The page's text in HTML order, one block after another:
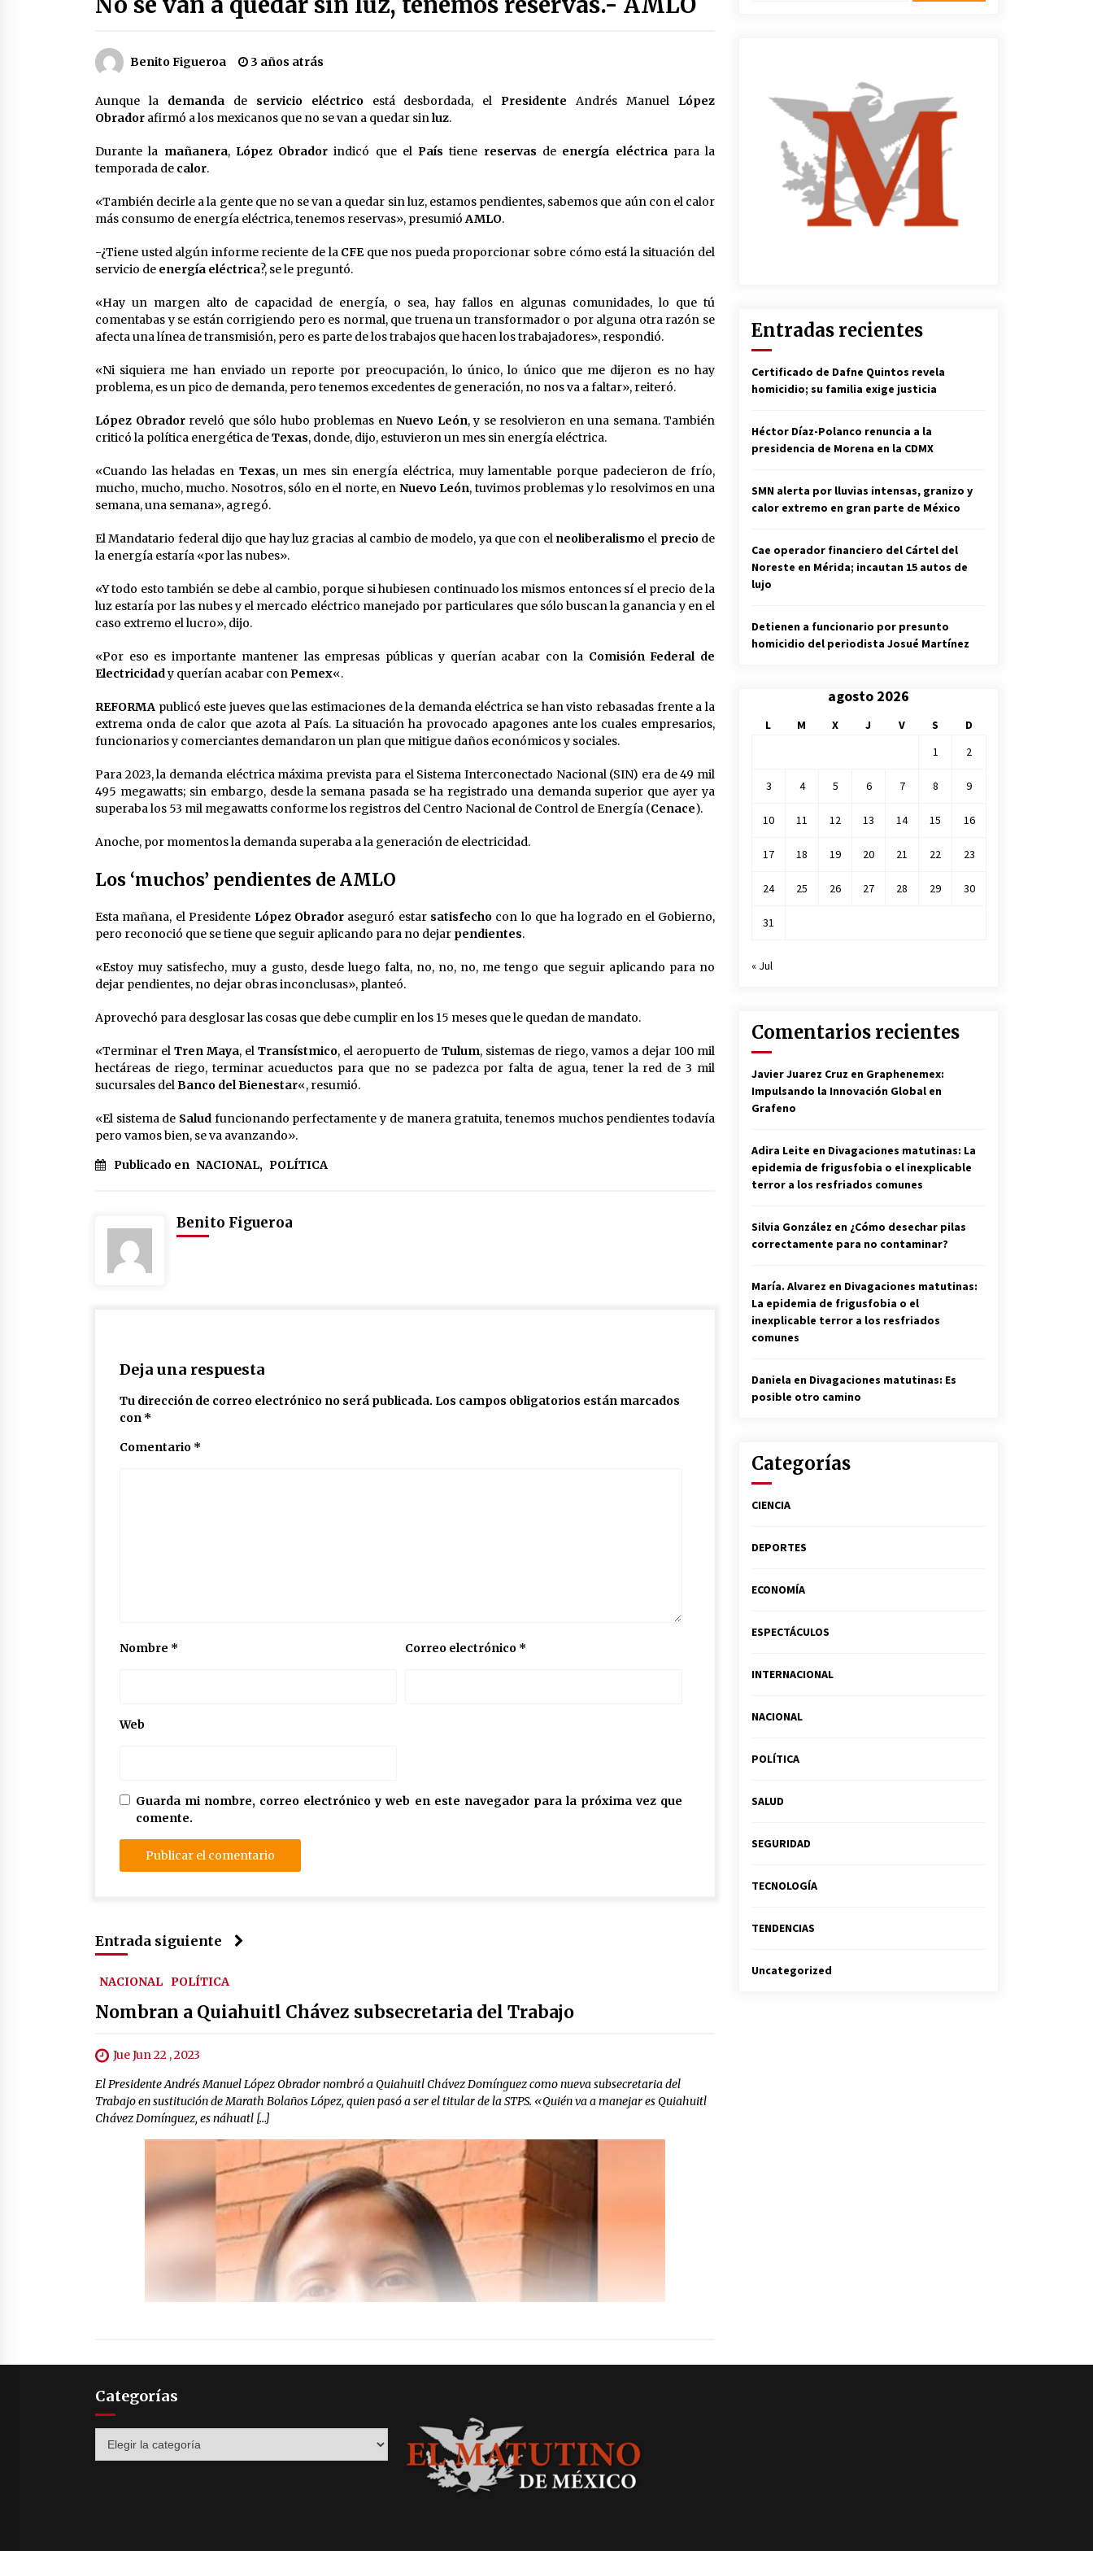
del Noreste en Mérida; incautan 15
Laura Itzel Castillo será la nueva
Sheinbaum
2 meses atrás
propuestas»
Zar antidrogas de EE.UU.: “vamos
por los políticos mexicanos que
protegen al narco”
2 meses atrás
Trump anuncia acuerdo con Irán y
el fin de operaciones militares
entre ambos países
2 meses atrás
Trump asegura que barcos
2 meses atrás
México libraría posible arancel de
EE.UU. en 85% de sus exportaciones
Benito Figueroa 3 años atrás
Aunque la demandade servicio eléctricoestá desbordada, elPresidente Andrés Manuel López
Obrador afirmó a los mexicanos que no se van a quedar sinluz.
Durante la mañanera, López Obrador indicó que elPaís tiene reservas de energía eléctricapara la
temporada de calor.
«También decirle a la gente que no se van a quedar sin luz, estamos pendientes, sabemos que aún con el calor
más consumo de energía eléctrica, tenemos reservas», presumióAMLO.
-¿Tiene usted algún informe reciente de la CFEque nos pueda proporcionar sobre cómo está la situación del
servicio de energía eléctrica?, se le preguntó.
«Hay un margen alto de capacidad de energía, o sea, hay fallos en algunas comunidades, lo que tú
comentabas y se están corrigiendo pero es normal, que truena un transformador o por alguna otra razón se
afecta una línea de transmisión, pero es parte de los trabajos que hacen los trabajadores», respondió.
«Ni siquiera me han enviado un reporte por preocupación, lo único, lo único que me dijeron es no hay
problema, es un pico de demanda, pero tenemos excedentes de generación, no nos va a faltar», reiteró.
López Obradorreveló que sólo hubo problemas en Nuevo León, y se resolvieron en una semana. También
criticó la política energética deTexas, donde, dijo, estuvieron un mes sin energía eléctrica.
«Cuando las heladas en Texas, un mes sin energía eléctrica, muy lamentable porque padecieron de frío,
mucho, mucho, mucho. Nosotros, sólo en el norte, en Nuevo León, tuvimos problemas y lo resolvimos en una
semana, una semana», agregó.
El Mandatario federal dijo que hay luz gracias al cambio de modelo, ya que con el neoliberalismo el preciode
la energía estaría «por las nubes».
«Y todo esto también se debe al cambio, porque si hubiesen continuado los mismos entonces sí el precio de la
luz estaría por las nubes y el mercado eléctrico manejado por particulares que sólo buscan la ganancia y en el
caso extremo el lucro», dijo.
«Por eso es importante mantener las empresas públicas y querían acabar con la Comisión Federal de
Electricidady querían acabar conPemex«.
REFORMA publicó este jueves que las estimaciones de la demanda eléctrica se han visto rebasadas frente a la
extrema onda de calor que azota al País. La situación ha provocado apagones ante los cuales empresarios,
funcionarios y comerciantes demandaron un plan que mitigue daños económicos y sociales.
Para 2023, la demanda eléctrica máxima prevista para el Sistema Interconectado Nacional (SIN) era de 49 mil
495 megawatts; sin embargo, desde la semana pasada se ha registrado una demanda superior que ayer ya
superaba los 53 mil megawatts conforme los registros del Centro Nacional de Control de Energía (Cenace).
Anoche, por momentos la demanda superaba a la generación de electricidad.
Los ‘muchos’ pendientes de AMLO
Esta mañana, el Presidente López Obradoraseguró estar satisfecho con lo que ha logrado en el Gobierno,
pero reconoció que se tiene que seguir aplicando para no dejar pendientes.
«Estoy muy satisfecho, muy a gusto, desde luego falta, no, no, no, me tengo que seguir aplicando para no
dejar pendientes, no dejar obras inconclusas», planteó.
Aprovechó para desglosar las cosas que debe cumplir en los 15 meses que le quedan de mandato.
«Terminar elTren Maya, elTransístmico, el aeropuerto de Tulum, sistemas de riego, vamos a dejar 100 mil
hectáreas de riego, terminar acueductos para que no se padezca por falta de agua, tener la red de 3 mil
sucursales delBanco del Bienestar«, resumió.
«El sistema de Salud funcionando perfectamente y de manera gratuita, tenemos muchos pendientes todavía
pero vamos bien, se va avanzando».
Publicado en NACIONAL, POLÍTICA
Benito Figueroa
Deja una respuesta
Tu dirección de correo electrónico no será publicada. Los campos obligatorios están marcados
con *
Comentario *
Nombre * Correo electrónico *
Web
Guarda mi nombre, correo electrónico y web en este navegador para la próxima vez que
comente.
Entrada siguiente
NACIONAL POLÍTICA
Nombran a Quiahuitl Chávez subsecretaria del Trabajo
Jue Jun 22 , 2023
El Presidente Andrés Manuel López Obrador nombró a Quiahuitl Chávez Domínguez como nueva subsecretaria del
Trabajo en sustitución de Marath Bolaños López, quien pasó a ser el titular de la STPS. «Quién va a manejar es Quiahuitl
Chávez Domínguez, es náhuatl […]
Entradas recientes
Certificado de Dafne Quintos revela
homicidio; su familia exige justicia
Héctor Díaz-Polanco renuncia a la
presidencia de Morena en la CDMX
SMN alerta por lluvias intensas, granizo y
calor extremo en gran parte de México
Cae operador financiero del Cártel del
Noreste en Mérida; incautan 15 autos de
lujo
Detienen a funcionario por presunto
homicidio del periodista Josué Martínez
agosto 2026
L M X J V S
D
1
2
3 4 5 6 7 8 9
10 11 12 13 14 15 16
17 18 19 20 21 22 23
24 25 26 27 28 29 30
31
« Jul
Comentarios recientes
Javier Juarez Cruz en Graphenemex:
Impulsando la Innovación Global en
Grafeno
Adira Leite en Divagaciones matutinas: La
epidemia de frigusfobia o el inexplicable
terror a los resfriados comunes
Silvia González en ¿Cómo desechar pilas
correctamente para no contaminar?
María. Alvarez en Divagaciones matutinas:
La epidemia de frigusfobia o el
inexplicable terror a los resfriados
comunes
Daniela en Divagaciones matutinas: Es
posible otro camino
Categorías
CIENCIA
DEPORTES
ECONOMÍA
ESPECTÁCULOS
INTERNACIONAL
NACIONAL
POLÍTICA
SALUD
SEGURIDAD
TECNOLOGÍA
TENDENCIAS
Uncategorized
Categorías